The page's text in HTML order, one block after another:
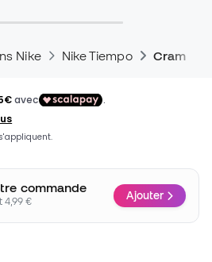
Nike Nike Tiempo
commande
4,99 € Ajouter